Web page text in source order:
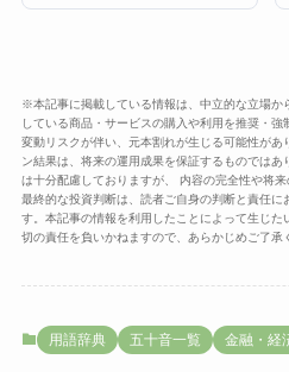
※本記事に掲載している情報は、中立的な立場か
している商品・サービスの購入や利用を推奨・
変動リスクが伴い、元本割れが生じる可能性があ
ン結果は、将来の運用成果を保証するものでは
は十分配慮しておりますが、 内容の完全性や将
最終的な投資判断は、読者ご自身の判断と責任に
す。本記事の情報を利用したことによって生じ
切の責任を負いかねますので、あらかじめご了承
用語辞典 五十音一覧 金融・経